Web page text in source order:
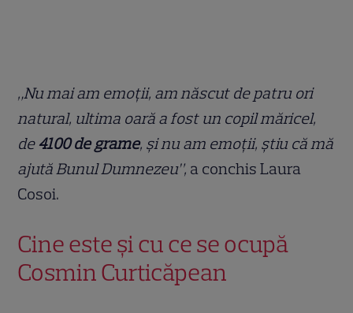
„Nu mai am emoții, am născut de patru ori
natural, ultima oară a fost un copil măricel,
de 4100 de grame, și nu am emoții, știu că mă
ajută Bunul Dumnezeu”, a conchis Laura
Cosoi.
Cine este și cu ce se ocupă
Cosmin Curticăpean